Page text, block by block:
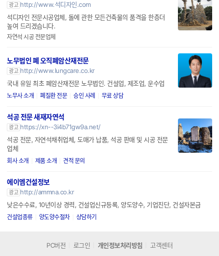
광고 http://www.석디자인.com
석디자인 전문시공업체, 돌에 관한 모든건축물의 품격을 한층더
높여 드리겠습니다.
자연석 시공 전문업체
노무법인 폐 오직폐암산재전문
광고 http://www.lungcare.co.kr
국내 유일 최초 폐암산재전문 노무법인. 건설업, 제조업, 운수업
노무사 소개 폐질환 전문 승인 사례 무료 상담
석공 전문 새재자연석
광고 https://xn--3i4b71gw9a.net/
석공 전문, 자연석채취업체, 도매가 납품, 석공 판매 및 시공 전문
업체
회사 소개 제품 소개 견적 문의
에이엠건설정보
광고 http://ammna.co.kr
낮은수수료, 10년이상 경력, 건설업신규등록, 양도양수, 기업진단, 건설자본금
건설업종류 양도양수절차 상담하기
PC버전 로그인 개인정보처리방침 고객센터